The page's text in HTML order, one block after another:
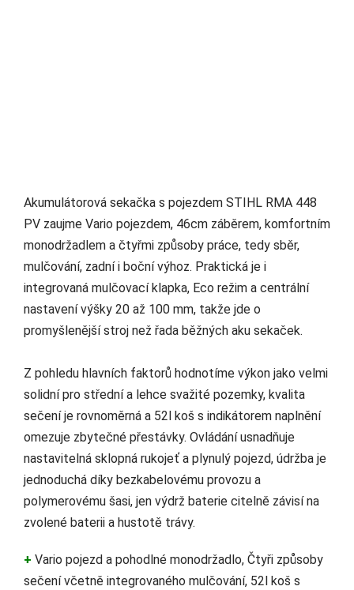
Akumulátorová sekačka s pojezdem STIHL RMA 448
PV zaujme Vario pojezdem, 46cm záběrem, komfortním
monodržadlem a čtyřmi způsoby práce, tedy sběr,
mulčování, zadní i boční výhoz. Praktická je i
integrovaná mulčovací klapka, Eco režim a centrální
nastavení výšky 20 až 100 mm, takže jde o
promyšlenější stroj než řada běžných aku sekaček.
Z pohledu hlavních faktorů hodnotíme výkon jako velmi
solidní pro střední a lehce svažité pozemky, kvalita
sečení je rovnoměrná a 52l koš s indikátorem naplnění
omezuje zbytečné přestávky. Ovládání usnadňuje
nastavitelná sklopná rukojeť a plynulý pojezd, údržba je
jednoduchá díky bezkabelovému provozu a
polymerovému šasi, jen výdrž baterie citelně závisí na
zvolené baterii a hustotě trávy.
+ Vario pojezd a pohodlné monodržadlo, Čtyři způsoby
sečení včetně integrovaného mulčování, 52l koš s